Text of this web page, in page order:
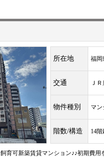
所在地 福岡
交通 Ｊ
物件種別 マン
階数/構造 14
育可新築賃貸マンション♪♪初期費